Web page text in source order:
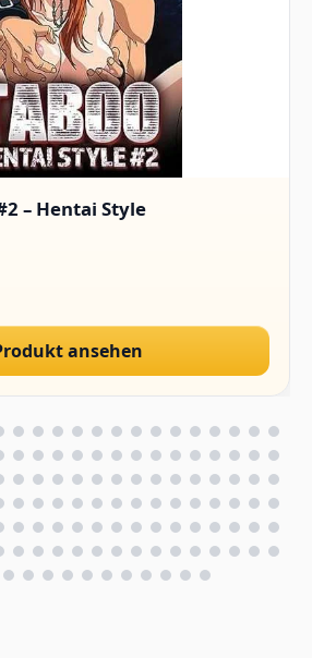
– Hentai Style
ansehen